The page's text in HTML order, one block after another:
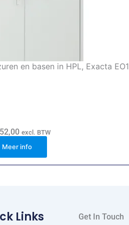
en basen in HPL, Exacta
excl. BTW
Meer info
Links Get In Touch